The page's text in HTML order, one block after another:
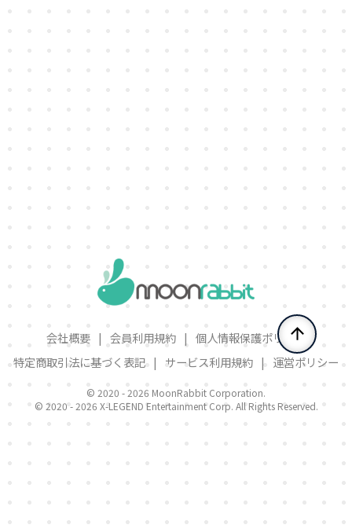
会社概要 | 会員利用規約 | 個人情報保護ポリシー
特定商取引法に基づく表記 | サービス利用規約 | 運営ポリシー
© 2020 -2026 MoonRabbit Corporation.
© 2020 -2026 X-LEGEND Entertainment Corp. All Rights Reserved.